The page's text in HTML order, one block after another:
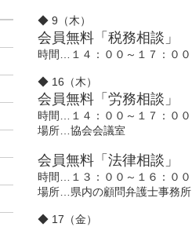
◆ 9（木）
会員無料「税務相談」
時間…１４：００～１７：００
◆ 16（木）
会員無料「労務相談」
時間…１４：００～１７：００
場所…協会会議室
会員無料「法律相談」
時間…１３：００～１６：００
場所…県内の顧問弁護士事務所
◆ 17（金）